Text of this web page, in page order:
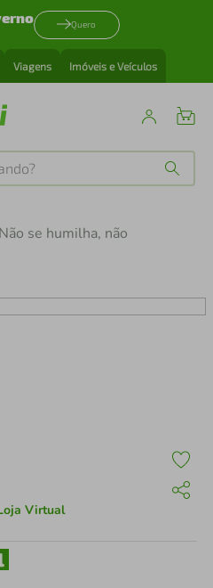
Quero
Viagens Imóveis e Veículos
Não se humilha, não
Virtual